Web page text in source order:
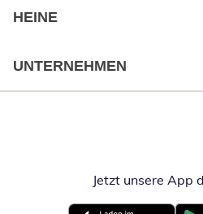
HEINE
UNTERNEHMEN
Jetzt unsere App